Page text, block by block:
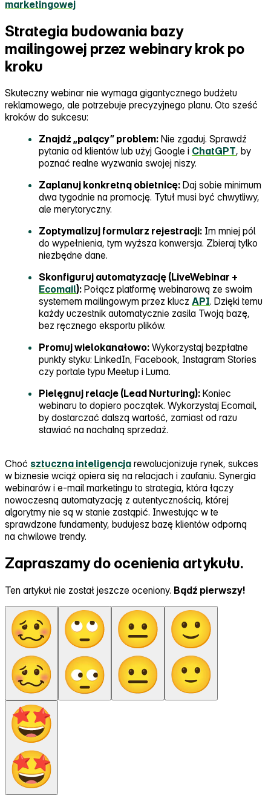
marketingowej
Strategia budowania bazy
mailingowej przez webinary krok po
kroku
Skuteczny webinar nie wymaga gigantycznego budżetu
reklamowego, ale potrzebuje precyzyjnego planu. Oto sześć
kroków do sukcesu:
Znajdź „palący” problem: Nie zgaduj. Sprawdź
pytania od klientów lub użyj Google i ChatGPT, by
poznać realne wyzwania swojej niszy.
Zaplanuj konkretną obietnicę: Daj sobie minimum
dwa tygodnie na promocję. Tytuł musi być chwytliwy,
ale merytoryczny.
Zoptymalizuj formularz rejestracji: Im mniej pól
do wypełnienia, tym wyższa konwersja. Zbieraj tylko
niezbędne dane.
Skonfiguruj automatyzację (LiveWebinar +
Ecomail): Połącz platformę webinarową ze swoim
systemem mailingowym przez klucz API. Dzięki temu
każdy uczestnik automatycznie zasila Twoją bazę,
bez ręcznego eksportu plików.
Promuj wielokanałowo: Wykorzystaj bezpłatne
punkty styku: LinkedIn, Facebook, Instagram Stories
czy portale typu Meetup i Luma.
Pielęgnuj relacje (Lead Nurturing): Koniec
webinaru to dopiero początek. Wykorzystaj Ecomail,
by dostarczać dalszą wartość, zamiast od razu
stawiać na nachalną sprzedaż.
Choć sztuczna inteligencja rewolucjonizuje rynek, sukces
w biznesie wciąż opiera się na relacjach i zaufaniu. Synergia
webinarów i e‑mail marketingu to strategia, która łączy
nowoczesną automatyzację z autentycznością, której
algorytmy nie są w stanie zastąpić. Inwestując w te
sprawdzone fundamenty, budujesz bazę klientów odporną
na chwilowe trendy.
Zapraszamy do ocenienia artykułu.
Ten artykuł nie został jeszcze oceniony. Bądź pierwszy!